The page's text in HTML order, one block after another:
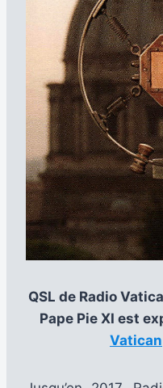
QSL de Radio
Pape Pie XI est
Vatican